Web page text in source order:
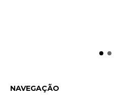
NAVEGAÇÃO